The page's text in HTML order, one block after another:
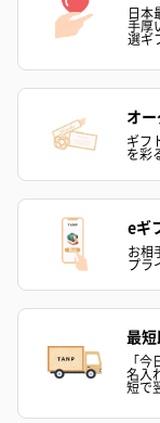
かき氷入浴剤4点セ
（ブルー）（748円
ハンドタオル・
ハンドタオル・ハ
の＋αにおすすめで
日本
手厚
選ギ
オ
ギフ
を彩
eギ
お相
プラ
最
「
名入
短で